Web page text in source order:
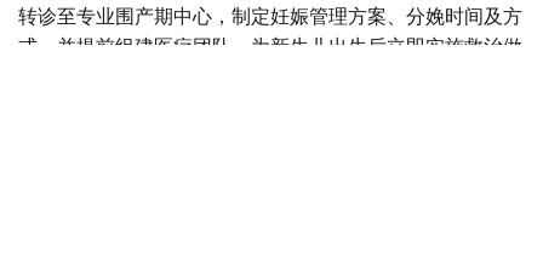
转诊至专业围产期中心，制定妊娠管理方案、分娩时间及方
式，并提前组建医疗团队，为新生儿出生后立即实施救治做